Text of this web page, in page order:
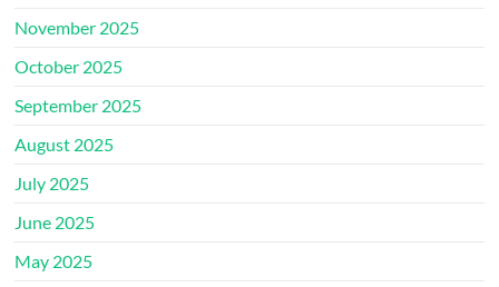
November 2025
October 2025
September 2025
August 2025
July 2025
June 2025
May 2025